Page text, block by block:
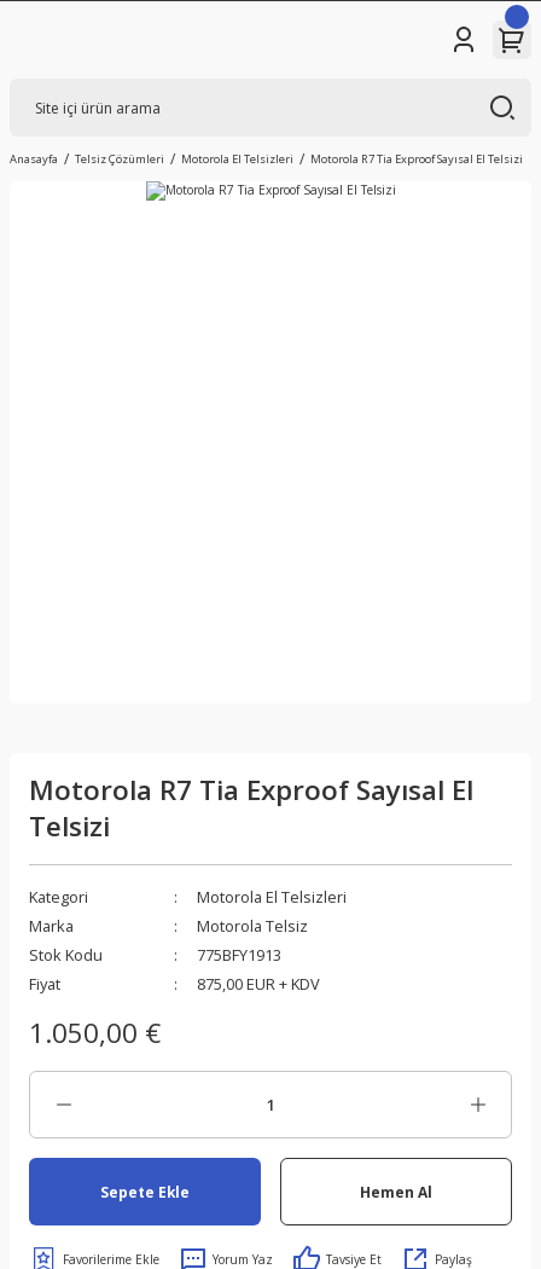
Anasayfa Telsiz Çözümleri Motorola El Telsizleri Motorola R7 Tia Exproof Sayısal El Telsizi
Motorola R7 Tia Exproof Sayısal El
Telsizi
Kategori
Motorola El Telsizleri
Marka
Motorola Telsiz
Stok Kodu
775BFY1913
Fiyat
875,00 EUR + KDV
1.050,00 €
Sepete Ekle Hemen Al
Yorum Yaz Tavsiye Et Paylaş